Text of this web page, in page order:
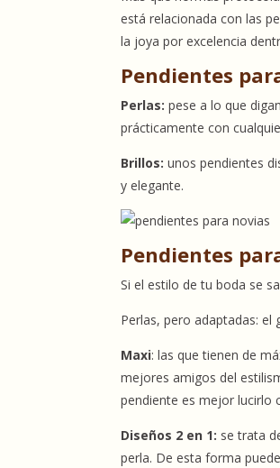
está relacionada con las
la joya por excelencia
Pendientes
Perlas: pese a lo que
prácticamente con
Brillos: unos pendientes
y elegante.
Pendientes
Si el estilo de tu boda se
Perlas, pero adaptadas:
Maxi: las que tienen de
mejores amigos del
pendiente es mejor lucirlo
Diseños 2 en 1: se trata
perla. De esta forma